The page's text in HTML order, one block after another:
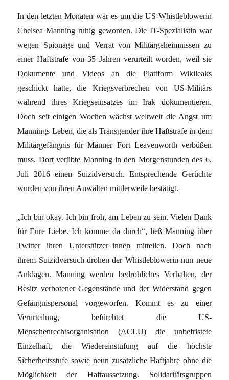
In den letzten Monaten war es um die US-Whistleblowerin
Chelsea Manning ruhig geworden. Die IT-Spezialistin war
wegen Spionage und Verrat von Militärgeheimnissen zu
einer Haftstrafe von 35 Jahren verurteilt worden, weil sie
Dokumente und Videos an die Plattform Wikileaks
geschickt hatte, die Kriegsverbrechen von US-Militärs
während ihres Kriegseinsatzes im Irak dokumentieren.
Doch seit einigen Wochen wächst weltweit die Angst um
Mannings Leben, die als Transgender ihre Haftstrafe in dem
Militärgefängnis für Männer Fort Leavenworth verbüßen
muss. Dort verübte Manning in den Morgenstunden des 6.
Juli 2016 einen Suizidversuch. Entsprechende Gerüchte
wurden von ihren Anwälten mittlerweile bestätigt.
„Ich bin okay. Ich bin froh, am Leben zu sein. Vielen Dank
für Eure Liebe. Ich komme da durch“, ließ Manning über
Twitter ihren Unterstützer_innen mitteilen. Doch nach
ihrem Suizidversuch drohen der Whistleblowerin nun neue
Anklagen. Manning werden bedrohliches Verhalten, der
Besitz verbotener Gegenstände und der Widerstand gegen
Gefängnispersonal vorgeworfen. Kommt es zu einer
Verurteilung, befürchtet die US-
Menschenrechtsorganisation (ACLU) die unbefristete
Einzelhaft, die Wiedereinstufung auf die höchste
Sicherheitsstufe sowie neun zusätzliche Haftjahre ohne die
Möglichkeit der Haftaussetzung. Solidaritätsgruppen